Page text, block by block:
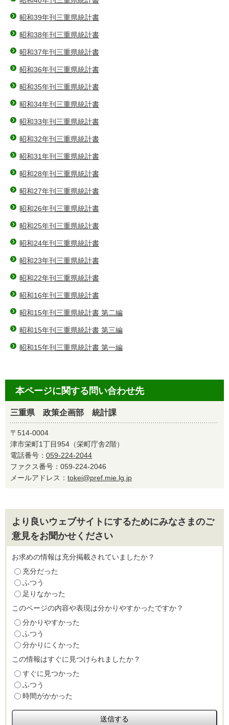
昭和39年刊三重県統計書
昭和38年刊三重県統計書
昭和37年刊三重県統計書
昭和36年刊三重県統計書
昭和35年刊三重県統計書
昭和34年刊三重県統計書
昭和33年刊三重県統計書
昭和32年刊三重県統計書
昭和31年刊三重県統計書
昭和28年刊三重県統計書
昭和27年刊三重県統計書
昭和26年刊三重県統計書
昭和25年刊三重県統計書
昭和24年刊三重県統計書
昭和23年刊三重県統計書
昭和22年刊三重県統計書
昭和16年刊三重県統計書
昭和15年刊三重県統計書 第二編
昭和15年刊三重県統計書 第三編
昭和15年刊三重県統計書 第一編
本ページに関する問い合わせ先
三重県 政策企画部 統計課
〒514-0004
津市栄町1丁目954（栄町庁舎2階）
電話番号： 059-224-2044
ファクス番号：059-224-2046
メールアドレス： tokei@pref.mie.lg.jp
より良いウェブサイトにするためにみなさまのご
意見をお聞かせください
お求めの情報は充分掲載されていましたか？
充分だった
ふつう
足りなかった
このページの内容や表現は分かりやすかったですか？
分かりやすかった
ふつう
分かりにくかった
この情報はすぐに見つけられましたか？
すぐに見つかった
ふつう
時間がかかった